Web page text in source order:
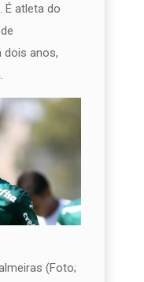
É atleta do
dois anos,
(Foto;